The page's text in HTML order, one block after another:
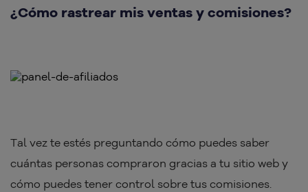
¿Cómo rastrear mis ventas y comisiones?
Tal vez te estés preguntando cómo puedes saber
cuántas personas compraron gracias a tu sitio web y
cómo puedes tener control sobre tus comisiones.